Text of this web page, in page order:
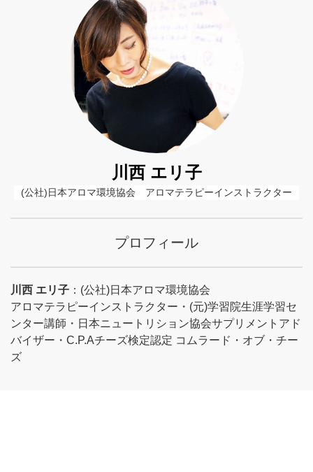
川西 エリ子
(公社)日本アロマ環境協会　アロマテラピーインストラクター
プロフィール
川西 エリ子 ：(公社)日本アロマ環境協会
アロマテラピーインストラクター・(元)学習院生涯学習セ
ンター講師・日本ニュートリション協会サプリメントアド
バイザー・C.P.Aチーズ検定認定 コムラード・オブ・チー
ズ